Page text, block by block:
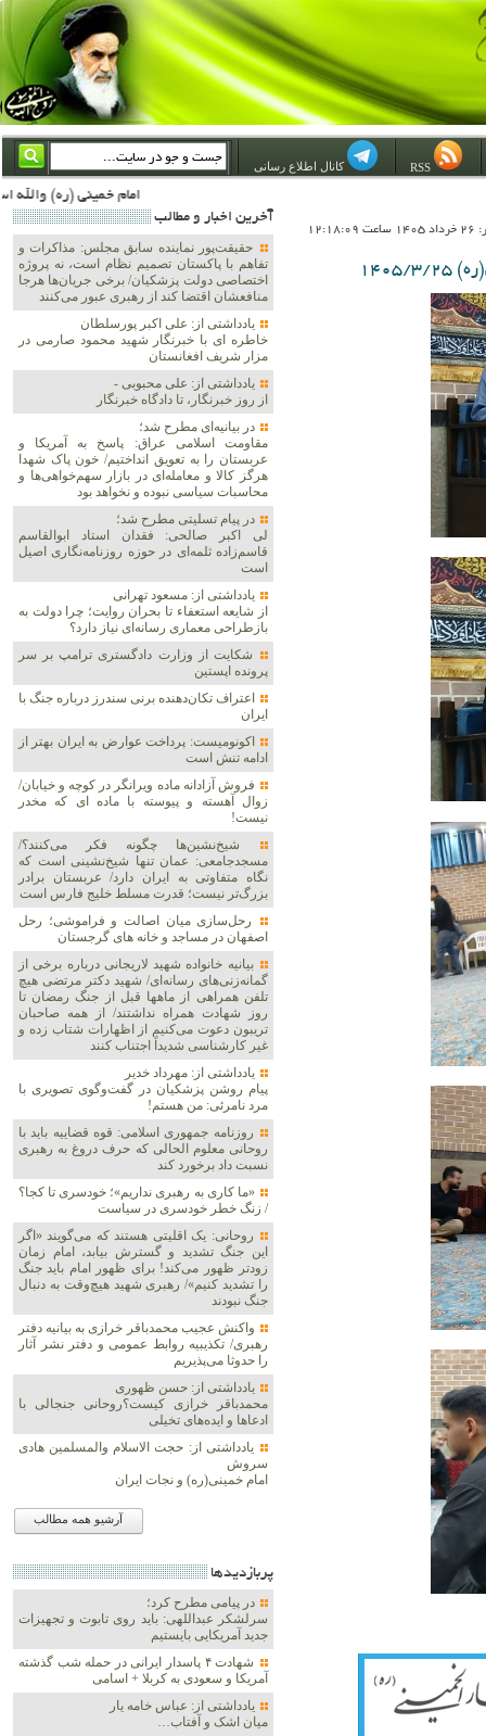
کانال اطلاع رسانی
امام خمینی (ره) والله اسلام تمامش سیاست است؛ ***** امام شهید: به گفتار امام و کردار امام اهتمام بورزید ***** امام خمینی(ره): ان شاء الله ما اندوه دلمان را در وقت مناسب با انتقام از امریکا و آل سعود برطرف خواهیم
25
آخرين اخبار و مطالب
حقیقت‌پور نماینده سابق مجلس: مذاکرات و
تفاهم با پاکستان تصمیم نظام است، نه پروژه
اختصاصی دولت پزشکیان/ برخی جریان‌ها هرجا
منافعشان اقتضا کند از رهبری عبور می‌کنند
یادداشتی از: علی اکبر پورسلطان
خاطره ای با خبرنگار شهید محمود صارمی در
مزار شریف افغانستان
یادداشتی از: علی محبوبی -
از روز خبرنگار، تا دادگاه خبرنگار
در بیانیه‌ای مطرح شد؛
مقاومت اسلامی عراق: پاسخ به آمریکا و
عربستان را به تعویق انداختیم/ خون پاک شهدا
هرگز کالا و معامله‌ای در بازار سهم‌خواهی‌ها و
محاسبات سیاسی نبوده و نخواهد بود
در پیام تسلیتی مطرح شد؛
لی اکبر صالحی: فقدان استاد ابوالقاسم
قاسم‌زاده ثلمه‌ای در حوزه روزنامه‌نگاری اصیل
است
یادداشتی از: مسعود تهرانی
از شایعه استعفاء تا بحران روایت؛ چرا دولت به
بازطراحی معماری رسانه‌ای نیاز دارد؟
شکایت از وزارت دادگستری ترامپ بر سر
پرونده اپستین
اعتراف تکان‌دهنده برنی سندرز درباره جنگ با
ایران
اکونومیست: پرداخت عوارض به ایران بهتر از
ادامه تنش است
فروش آزادانه ماده ویرانگر در کوچه و خیابان/
زوال آهسته و پیوسته با ماده ای که مخدر
نیست!
شیخ‌نشین‌ها چگونه فکر می‌کنند؟/
مسجدجامعی: عمان تنها شیخ‌نشینی است که
نگاه متفاوتی به ایران دارد/ عربستان برادر
بزرگ‌تر نیست؛ قدرت مسلط خلیج فارس است
رحل‌سازی میان اصالت و فراموشی؛ رحل
اصفهان در مساجد و خانه های گرجستان
بیانیه خانواده شهید لاریجانی درباره برخی از
گمانه‌زنی‌های رسانه‌ای/ شهید دکتر مرتضی هیچ
تلفن همراهی از ماهها قبل از جنگ رمضان تا
روز شهادت همراه نداشتند/ از همه صاحبان
تریبون دعوت می‌کنیم از اظهارات شتاب زده و
غیر کارشناسی شدیداً اجتناب کنند
یادداشتی از: مهرداد خدیر
پیام روشن پزشکیان در گفت‌و‌گوی تصویری با
مرد نامرئی: من هستم!
روزنامه جمهوری اسلامی: قوه قضاییه باید با
روحانی معلوم الحالی که حرف دروغ به رهبری
نسبت داد برخورد کند
«ما کاری به رهبری نداریم»؛ خودسری تا کجا؟
/ زنگ خطر خودسری در سیاست
روحانی: یک اقلیتی هستند که می‌گویند «اگر
این جنگ تشدید و گسترش بیابد، امام زمان
زودتر ظهور می‌کند! برای ظهور امام باید جنگ
را تشدید کنیم»/ رهبری شهید هیچ‌وقت به دنبال
جنگ نبودند
واکنش عجیب محمدباقر خرازی به بیانیه دفتر
رهبری/ تکذیبیه روابط عمومی و دفتر نشر آثار
را حدوثا می‌پذیریم
یادداشتی از: حسن ظهوری
محمدباقر خرازی کیست؟روحانی جنجالی با
ادعاها و ایده‌های تخیلی
یادداشتی از: حجت الاسلام والمسلمین هادی
سروش
امام خمینی(ره) و نجات ایران
آرشیو همه مطالب
پربازديدها
در پیامی مطرح کرد؛
سرلشکر عبداللهی: باید روی تابوت و تجهیزات
جدید آمریکایی بایستیم
شهادت ۴ پاسدار ایرانی در حمله شب گذشته
آمریکا و سعودی به کربلا + اسامی
یادداشتی از: عباس خامه یار
میان اشک و آفتاب…